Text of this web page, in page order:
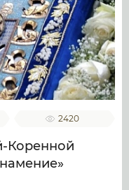
2420
Коренной